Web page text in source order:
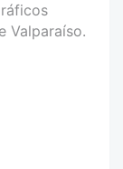
Valparaíso.